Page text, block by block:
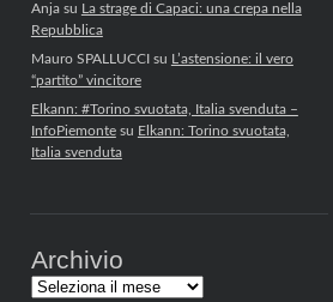
Anjasu La strage di Capaci: una crepa nella
Repubblica
Mauro SPALLUCCIsu L’astensione: il vero
“partito” vincitore
Elkann: #Torino svuotata, Italia svenduta –
InfoPiemontesu Elkann: Torino svuotata,
Italia svenduta
Archivio
Archivi